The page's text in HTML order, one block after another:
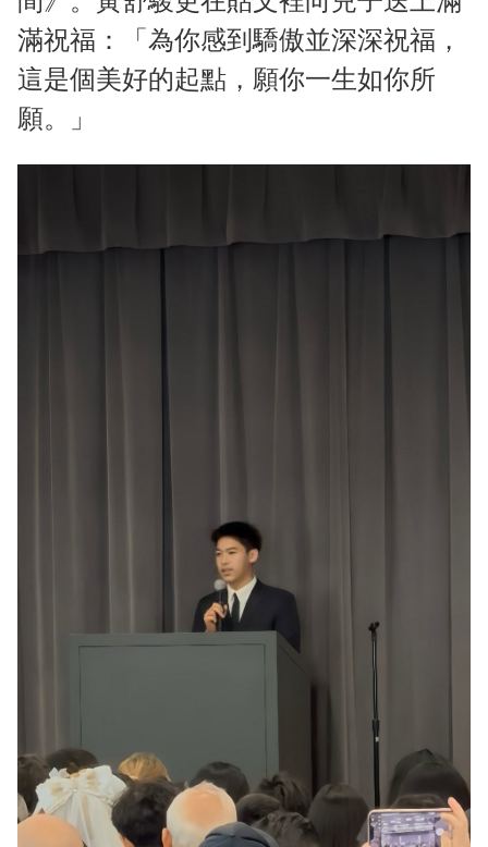
滿祝福：「為你感到驕傲並深深祝福，
這是個美好的起點，願你一生如你所
願。」